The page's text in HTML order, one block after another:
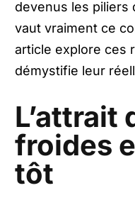
devenus les piliers
vaut vraiment ce
article explore ces
démystifie leur
L’attrait
froides
tôt